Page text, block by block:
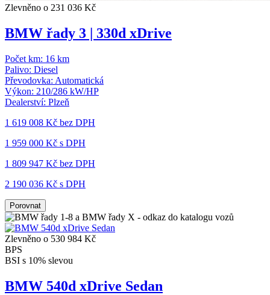
Zlevněno o 231 036 Kč
BMW řady 3 | 330d xDrive
Počet km: 16 km
Palivo: Diesel
Převodovka: Automatická
Výkon: 210/286 kW/HP
Dealerství: Plzeň
1 619 008 Kč bez DPH
1 959 000 Kč s DPH
1 809 947 Kč bez DPH
2 190 036 Kč s DPH
Porovnat
Zlevněno o 530 984 Kč
BPS
BSI s 10% slevou
BMW 540d xDrive Sedan